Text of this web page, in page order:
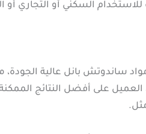
السكني أو التجاري أو
ساندوتش بانل عالية الجودة،
على أفضل النتائج